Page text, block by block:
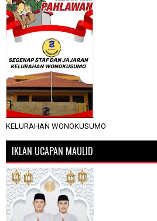
KELURAHAN WONOKUSUMO
IKLAN UCAPAN MAULID